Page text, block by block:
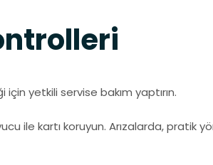
yetkili servise bakım yaptırın.
ile kartı koruyun. Arızalarda, pratik